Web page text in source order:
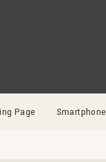
Page Smartphone